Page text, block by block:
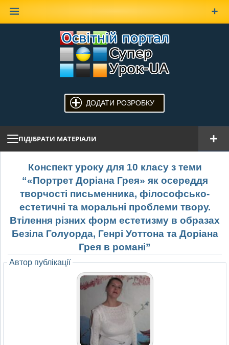
ДОДАТИ РОЗРОБКУ
ПІДІБРАТИ МАТЕРІАЛИ
Конспект уроку для 10 класу з теми
“«Портрет Доріана Грея» як осереддя
творчості письменника, філософсько-
естетичні та моральні проблеми твору.
Втілення різних форм естетизму в образах
Безіла Голуорда, Генрі Уоттона та Доріана
Грея в романі”
Автор публікації